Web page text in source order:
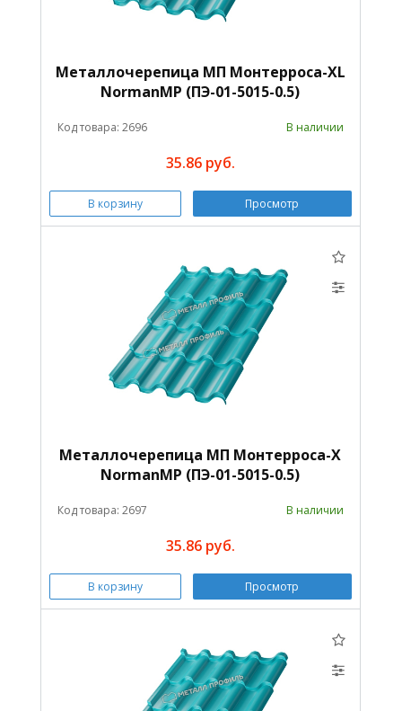
Металлочерепица МП Монтерроса-XL
NormanMP (ПЭ-01-5015-0.5)
Код товара: 2696 В наличии
35.86 руб.
В корзину Просмотр
Металлочерепица МП Монтерроса-X
NormanMP (ПЭ-01-5015-0.5)
Код товара: 2697 В наличии
35.86 руб.
В корзину Просмотр